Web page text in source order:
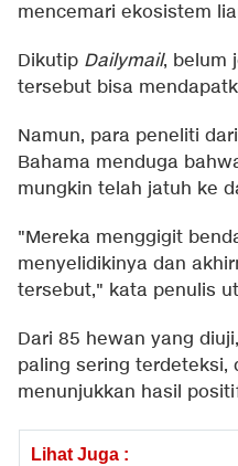
mencemari ekosistem
Dikutip Dailymail, belum
tersebut bisa
Namun, para peneliti
Bahama menduga
mungkin telah jatuh ke
"Mereka menggigit
menyelidikinya dan
tersebut," kata penulis
Dari 85 hewan yang
paling sering terdeteksi,
menunjukkan hasil
Lihat Juga :